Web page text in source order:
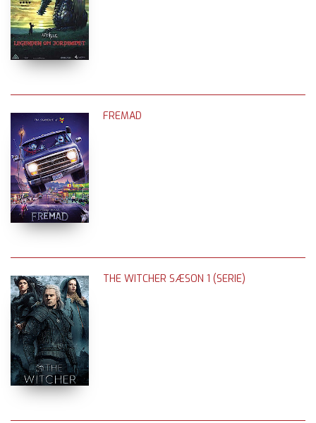
FREMAD
THE WITCHER SÆSON 1 (SERIE)